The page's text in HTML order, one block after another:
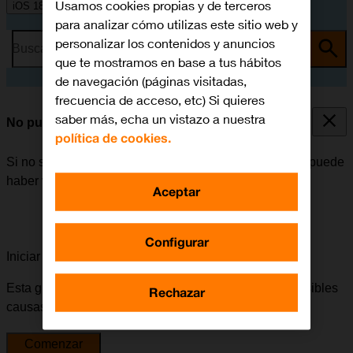
iOS 18
Busca por problema o tema
No puedo utilizar la función de Wi-Fi
Si no se puede utilizar la función de Wi-Fi en el móvil, puede
haber varias causas posibles al problema.
Iniciar la guía para solucionar tu problema
Esta guía te va a conducir a través de una serie de posibles
causas y soluciones al problema.
Comenzar
Usamos cookies propias y de terceros
para analizar cómo utilizas este sitio web y
personalizar los contenidos y anuncios
que te mostramos en base a tus hábitos
de navegación (páginas visitadas,
frecuencia de acceso, etc) Si quieres
saber más, echa un vistazo a nuestra
política de cookies.
Configurar
Rechazar
Aceptar